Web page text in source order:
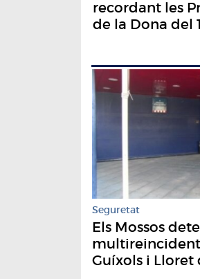
recordant les
de la Dona del
Seguretat
Els Mossos
Guíxols i Lloret